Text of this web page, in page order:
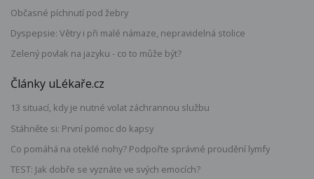
Občasné píchnutí pod žebry
Dyspepsie: Větry i při malé námaze, nepravidelná stolice
Zelený povlak na jazyku - co to může být?
Články uLékaře.cz
13 situací, kdy je nutné volat záchrannou službu
Stáhněte si: První pomoc do kapsy
Co pomáhá na oteklé nohy? Podpořte správné proudění lymfy
TEST: Jak dobře se vyznáte ve svých emocích?